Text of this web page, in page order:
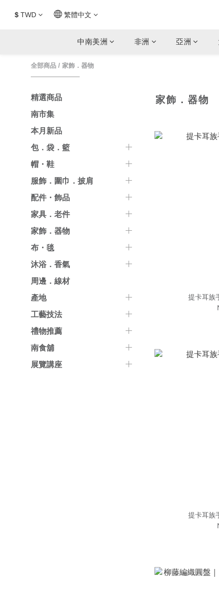
$ TWD 繁體中文
中南美洲 非洲 亞洲
全部商品 / 家飾．器物
精選商品
南市集
本月新品
包．袋．籃
帽・鞋
服飾．圍巾．披肩
配件・飾品
家具．老件
家飾．器物
布・毯
沐浴．香氣
周邊．線材
產地
工藝技法
禮物推薦
南食舖
展覽講座
家飾．器物
提卡耳族
提卡耳族